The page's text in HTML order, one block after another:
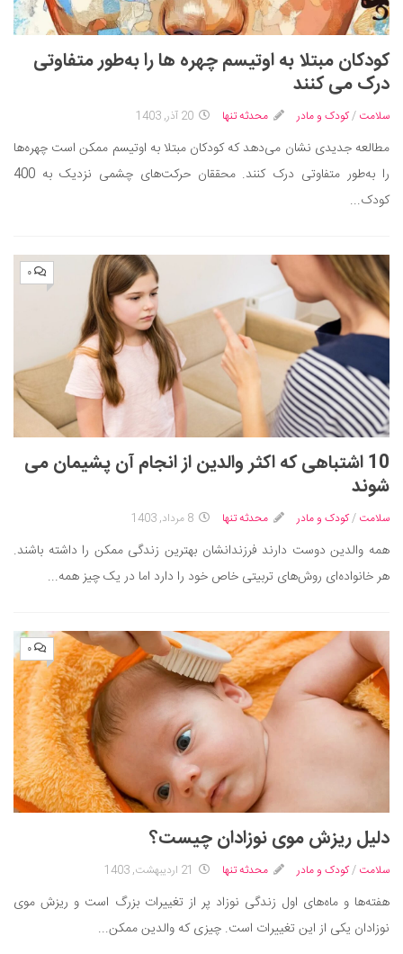
کودکان مبتلا به اوتیسم چهره‌ ها را به‌طور متفاوتی
درک می کنند
سلامت /کودک و مادر محدثه تنها 20 آذر, 1403
مطالعه جدیدی نشان می‌دهد که کودکان مبتلا به اوتیسم ممکن است چهره‌ها
را به‌طور متفاوتی درک کنند. محققان حرکت‌های چشمی نزدیک به 400
کودک...
۰
10 اشتباهی که اکثر والدین از انجام آن پشیمان می
‌شوند
سلامت /کودک و مادر محدثه تنها 8 مرداد, 1403
همه والدین دوست دارند فرزندانشان بهترین زندگی ممکن را داشته باشند.
هر خانواده‌ای روش‌های تربیتی خاص خود را دارد اما در یک چیز همه...
۰
دلیل ریزش موی نوزادان چیست؟
سلامت /کودک و مادر محدثه تنها 21 اردیبهشت, 1403
هفته‌ها و ماه‌های اول زندگی نوزاد پر از تغییرات بزرگ است و ریزش موی
نوزادان یکی از این تغییرات است. چیزی که والدین ممکن...